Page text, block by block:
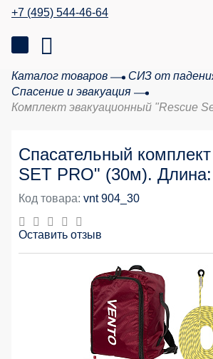
+7 (495) 544-46-64
Каталог товаров
СИЗ от
Спасение и эвакуация
Комплект эвакуационный "Rescue
Спасательный
SET PRO" (30м).
Код товара: vnt 904_30
Оставить отзыв